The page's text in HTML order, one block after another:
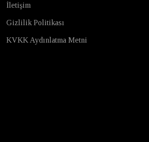
İletişim
Gizlilik Politikası
KVKK Aydınlatma Metni